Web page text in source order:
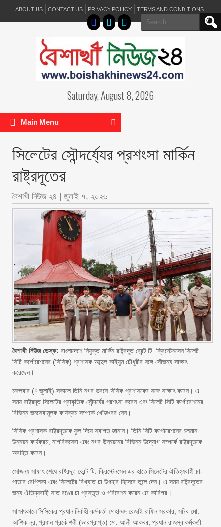
ABOUT US CONTACT US PRIVACY POLICY TERMS AND CONDITIONS
Search
for:
Saturday, August 8, 2026
Main Menu
সিলেটের সৌন্দর্য্যের প্রশংসা মার্কিন
রাষ্ট্রদূতের
বৈশাখী নিউজ ২৪ | জুলাই ৭, ২০২৬
বৈশাখী নিউজ ডেস্ক: বাংলাদেশে নিযুক্ত মার্কিন রাষ্ট্রদূত ব্রেন্ট টি. ক্রিস্টেনসেন সিলেট
সিটি কর্পোরেশনের (সিসিক) প্রশাসক আব্দুল কাইয়ুম চৌধুরীর সঙ্গে সৌজন্য সাক্ষাৎ
করেছেন।
মঙ্গলবার (৭ জুলাই) সকালে তিনি নগর ভবনে সিসিক প্রশাসকের সঙ্গে সাক্ষাৎ করেন। এ
সময় রাষ্ট্রদূত সিলেটের প্রাকৃতিক সৌন্দর্যের প্রশংসা করেন এবং সিলেট সিটি কর্পোরেশনের
বিভিন্ন জনসেবামূলক কার্যক্রম সম্পর্কে খোঁজখবর নেন।
সিসিক প্রশাসক রাষ্ট্রদূতকে ফুল দিয়ে স্বাগত জানান। তিনি সিটি কর্পোরেশনের চলমান
উন্নয়ন কার্যক্রম, নাগরিকসেবা এবং নগর উন্নয়নের বিভিন্ন উদ্যোগ সম্পর্কে রাষ্ট্রদূতকে
অবহিত করেন।
সৌজন্য সাক্ষাৎ শেষে রাষ্ট্রদূত ব্রেন্ট টি. ক্রিস্টেনসেন এর হাতে সিলেটের ঐতিহ্যবাহী চা-
পাতার রেপ্লিকা এবং সিলেটের বিখ্যাত চা উপহার হিসেবে তুলে দেন। এ সময় রাষ্ট্রদূতের
জন্য ঐতিহ্যবাহী সাত রঙের চা প্রস্তুত ও পরিবেশন করেন এর কারিগর।
সাক্ষাৎকালে সিসিকের প্রধান নির্বাহী কর্মকর্তা মোহাম্মদ রেজাই রাফিন সরকার, সচিব মো.
আশিক নূর, প্রধান প্রকৌশলী (ভারপ্রাপ্ত) মো. আলী আকবর, প্রধান রাজস্ব কর্মকর্তা